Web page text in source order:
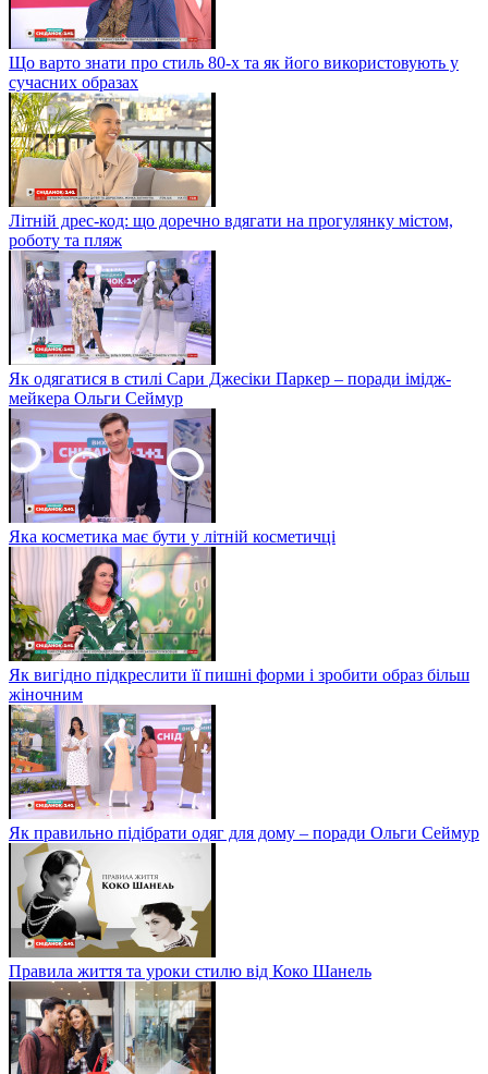
Що варто знати про стиль 80-х та як його використовують у
сучасних образах
Літній дрес-код: що доречно вдягати на прогулянку містом,
роботу та пляж
Як одягатися в стилі Сари Джесіки Паркер – поради імідж-
мейкера Ольги Сеймур
Яка косметика має бути у літній косметичці
Як вигідно підкреслити її пишні форми і зробити образ більш
жіночним
Як правильно підібрати одяг для дому – поради Ольги Сеймур
Правила життя та уроки стилю від Коко Шанель